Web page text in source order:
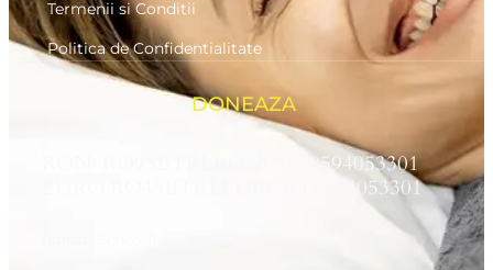
Termenii si Conditii
Politica de Confidentialitate
DONEAZA
RON RO95BTRLRONCRT0594053301
EURO RO45BTRLEURCRT0594053301